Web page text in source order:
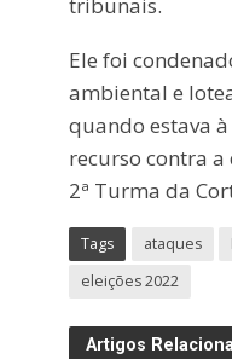
Ele foi
ambiental e
quando estava
recurso contra
2ª Turma da
Tags ataques
eleições 2022
Artigos